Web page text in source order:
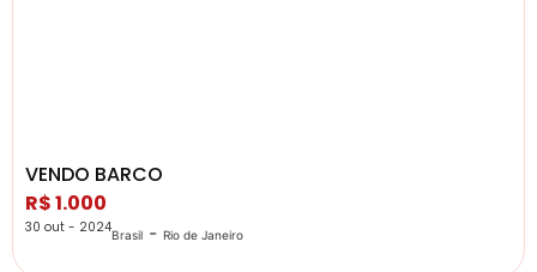
VENDO BARCO
R$ 1.000
30 out - 2024Brasil - Rio de Janeiro